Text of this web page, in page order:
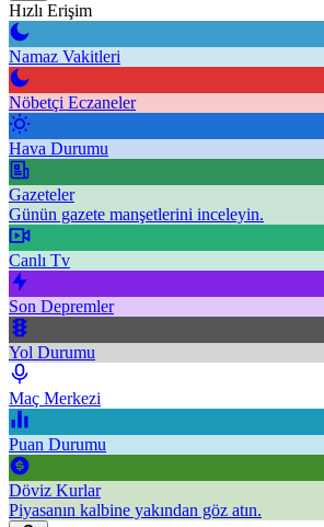
Hızlı Erişim
Namaz Vakitleri
Nöbetçi Eczaneler
Hava Durumu
Gazeteler
Günün gazete manşetlerini inceleyin.
Canlı Tv
Son Depremler
Yol Durumu
Maç Merkezi
Puan Durumu
Döviz Kurlar
Piyasanın kalbine yakından göz atın.